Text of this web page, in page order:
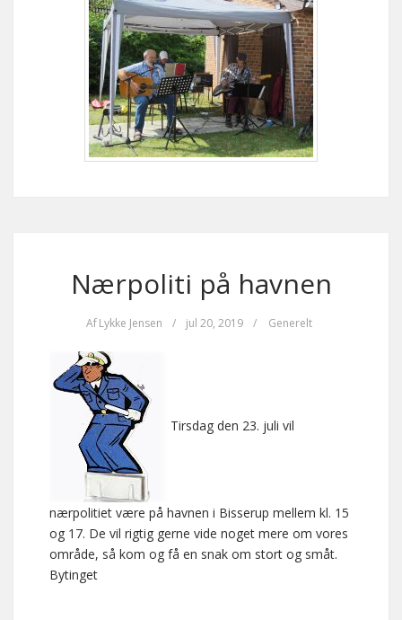
Nærpoliti på havnen
Af Lykke Jensen / jul 20, 2019 / Generelt
Tirsdag den 23. juli vil
nærpolitiet være på havnen i Bisserup mellem kl. 15
og 17. De vil rigtig gerne vide noget mere om vores
område, så kom og få en snak om stort og småt.
Bytinget